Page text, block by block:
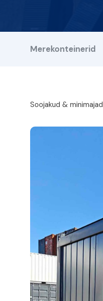
Merekonteinerid
Soojakud & minimajad